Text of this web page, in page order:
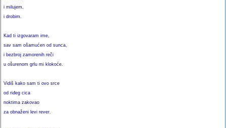
i milujem,
i drobim.
Kad ti izgovaram ime,
sav sam ošamućen od sunca,
i bezbroj zamorenih reči
u ošurenom grlu mi klokoće.
Vidiš kako sam ti ovo srce
od riđeg cica
noktima zakovao
za obnaženi levi rever.